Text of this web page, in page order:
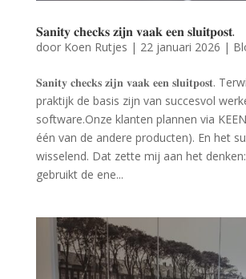
𝐒𝐚𝐧𝐢𝐭𝐲 𝐜𝐡𝐞𝐜𝐤𝐬 𝐳𝐢𝐣𝐧 𝐯𝐚𝐚𝐤 𝐞𝐞𝐧 𝐬𝐥𝐮𝐢𝐭𝐩𝐨𝐬𝐭.
door Koen Rutjes | 22 januari 2026 |
𝐒𝐚𝐧𝐢𝐭𝐲 𝐜𝐡𝐞𝐜𝐤𝐬 𝐳𝐢𝐣𝐧 𝐯𝐚𝐚𝐤 𝐞𝐞𝐧 𝐬𝐥𝐮𝐢𝐭𝐩𝐨𝐬𝐭.
praktijk de basis zijn van succesvol
software.Onze klanten plannen via
één van de andere producten). En het
wisselend. Dat zette mij aan het
gebruikt de ene...